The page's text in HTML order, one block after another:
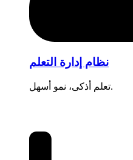
نظام إدارة التعلم
تعلم أذكى، نمو أسهل.